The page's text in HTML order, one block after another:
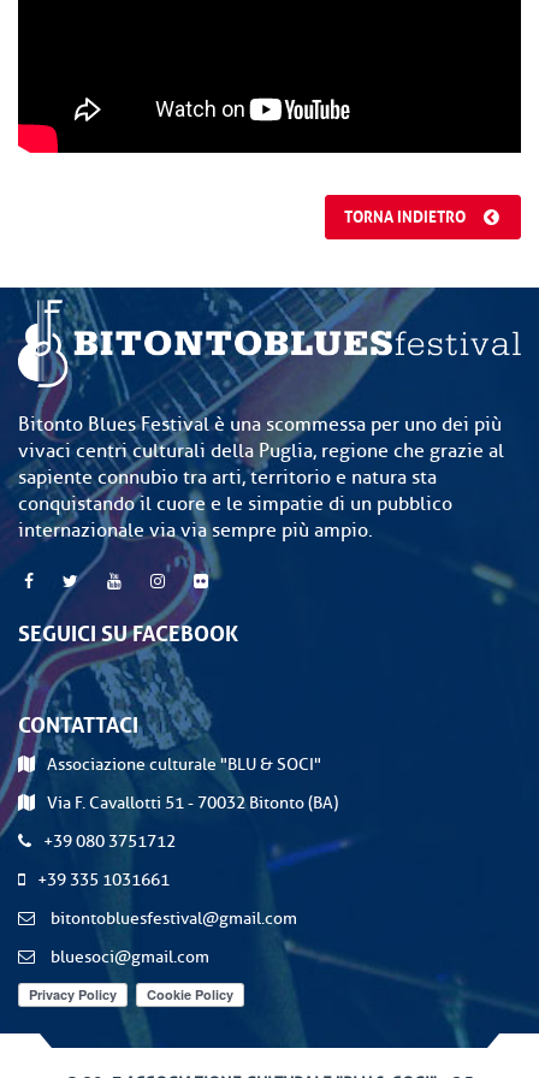
TORNA INDIETRO
Bitonto Blues Festival è una scommessa per uno dei più
vivaci centri culturali della Puglia, regione che grazie al
sapiente connubio tra arti, territorio e natura sta
conquistando il cuore e le simpatie di un pubblico
internazionale via via sempre più ampio.
SEGUICI SU FACEBOOK
CONTATTACI
Associazione culturale "BLU & SOCI"
Via F. Cavallotti 51 - 70032 Bitonto (BA)
+39 080 3751712
+39 335 1031661
bitontobluesfestival@gmail.com
bluesoci@gmail.com